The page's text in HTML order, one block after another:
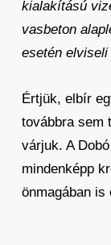
kialakítású
vasbeton
esetén
Értjük, elbír
továbbra sem
várjuk. A
mindenképp
önmagában is